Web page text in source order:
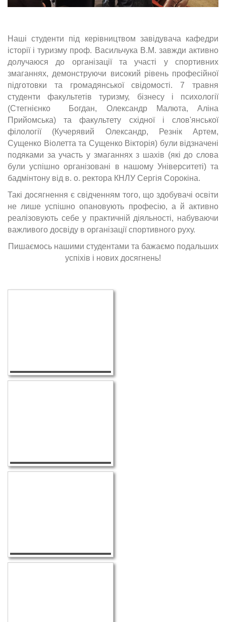
Наші студенти під керівництвом завідувача кафедри
історії і туризму проф. Васильчука В.М. завжди активно
долучаюся до організації та участі у спортивних
змаганнях, демонструючи високий рівень професійної
підготовки та громадянської свідомості. 7 травня
студенти факультетів туризму, бізнесу і психології
(Стегнієнко Богдан, Олександр Малюта, Аліна
Прийомська) та факультету східної і слов'янської
філології (Кучерявий Олександр, Резнік Артем,
Сущенко Віолетта та Сущенко Вікторія) були відзначені
подяками за участь у змаганнях з шахів (які до слова
були успішно організовані в нашому Університеті) та
бадмінтону від в. о. ректора КНЛУ Сергія Сорокіна.
Такі досягнення є свідченням того, що здобувачі освіти
не лише успішно опановують професію, а й активно
реалізовують себе у практичній діяльності, набуваючи
важливого досвіду в організації спортивного руху.
Пишаємось нашими студентами та бажаємо подальших
успіхів і нових досягнень!